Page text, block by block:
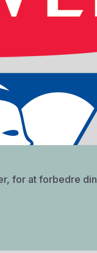
DW
for at forbedre